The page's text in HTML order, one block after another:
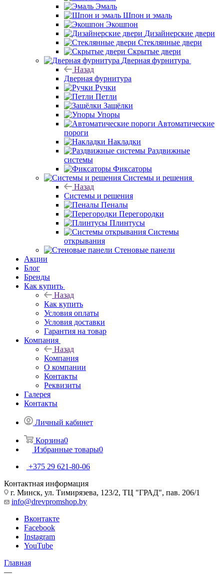
Эмаль
Шпон и эмаль
Экошпон
Дизайнерские двери
Стеклянные двери
Скрытые двери
Дверная фурнитура
Назад
Дверная фурнитура
Ручки
Петли
Защёлки
Упоры
Автоматические
пороги
Накладки
Раздвижные
системы
Фиксаторы
Системы и решения
Назад
Системы и решения
Пеналы
Перегородки
Плинтусы
Системы
открывания
Стеновые панели
Акции
Блог
Бренды
Как купить
Назад
Как купить
Условия оплаты
Условия доставки
Гарантия на товар
Компания
Назад
Компания
О компании
Контакты
Реквизиты
Галерея
Контакты
Личный кабинет
Корзина0
Избранные товары0
+375 29 621-80-06
Контактная информация
г. Минск, ул. Тимирязева, 123/2, ТЦ "ГРАД", пав. 206/1
info@drevpromshop.by
Вконтакте
Facebook
Instagram
YouTube
Главная
—